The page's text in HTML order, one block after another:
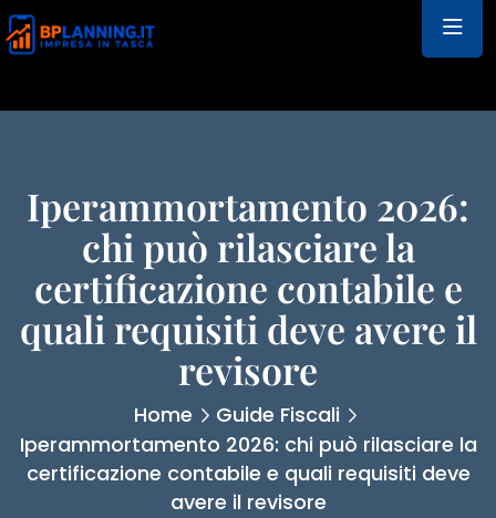
Iperammortamento 2026:
chi può rilasciare la
certificazione contabile e
quali requisiti deve avere il
revisore
Home
Guide Fiscali
Iperammortamento 2026: chi può rilasciare la
certificazione contabile e quali requisiti deve
avere il revisore